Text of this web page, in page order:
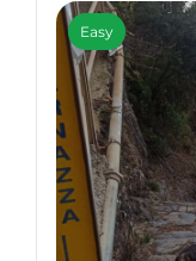
Ridges and
Mont Blanc
Easy